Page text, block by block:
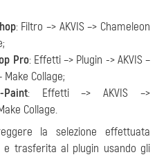
: Filtro –> AKVIS –> Chameleon
Pro: Effetti –> Plugin -> AKVIS –
Make Collage;
: Effetti –> AKVIS –>
Collage.
la selezione effettuata
e trasferita al plugin usando gli